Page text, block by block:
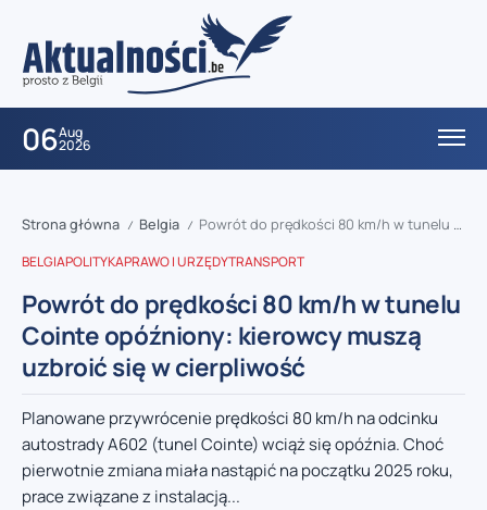
06Aug
2026
Strona główna / Belgia / Powrót do prędkości 80 km/h w tunelu Cointe opóźniony: kierowcy muszą uzbroić się w cierpliwość
BELGIAPOLITYKAPRAWO I URZĘDYTRANSPORT
Powrót do prędkości 80 km/h w tunelu
Cointe opóźniony: kierowcy muszą
uzbroić się w cierpliwość
Planowane przywrócenie prędkości 80 km/h na odcinku
autostrady A602 (tunel Cointe) wciąż się opóźnia. Choć
pierwotnie zmiana miała nastąpić na początku 2025 roku,
prace związane z instalacją...